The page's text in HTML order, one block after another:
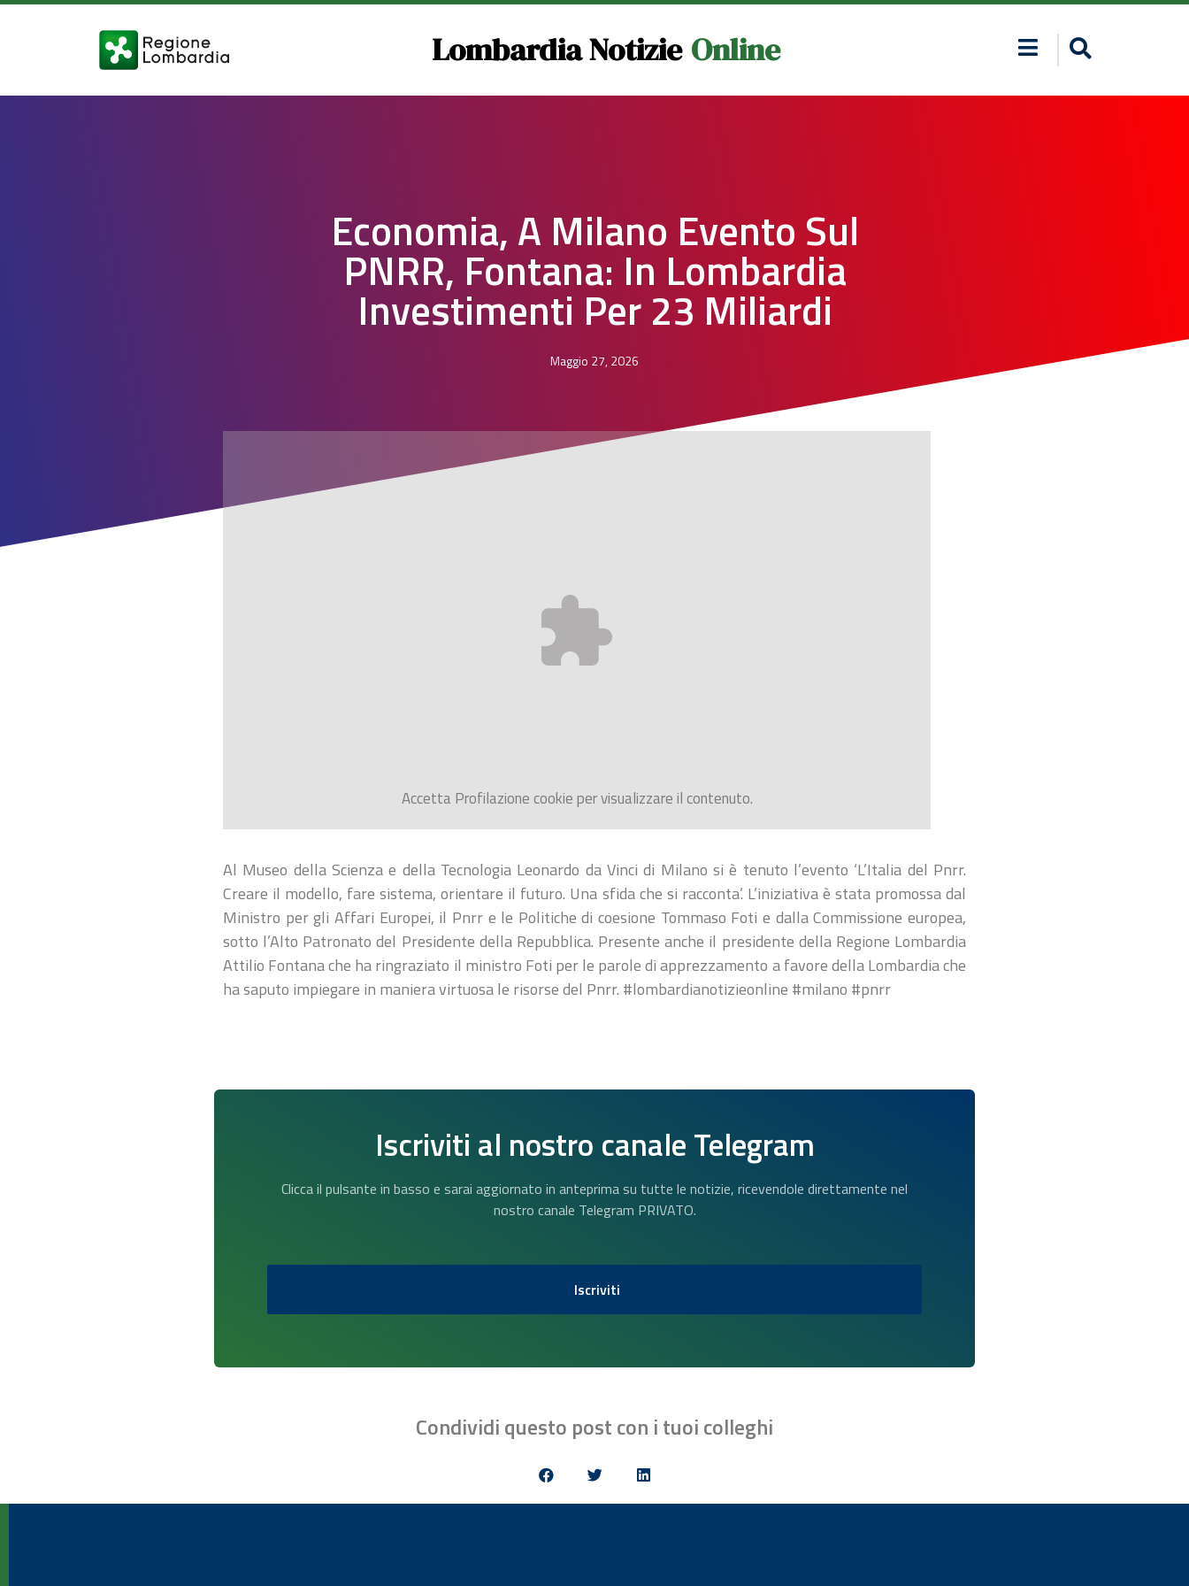
Lombardia Notizie Online
Economia, A Milano Evento Sul
PNRR, Fontana: In Lombardia
Investimenti Per 23 Miliardi
Maggio 27, 2026
AccettaProfilazionecookie per visualizzare il contenuto.
Al Museo della Scienza e della Tecnologia Leonardo da Vinci di Milano si è tenuto l’evento ‘L’Italia del Pnrr.
Creare il modello, fare sistema, orientare il futuro. Una sfida che si racconta’. L’iniziativa è stata promossa dal
Ministro per gli Affari Europei, il Pnrr e le Politiche di coesione Tommaso Foti e dalla Commissione europea,
sotto l’Alto Patronato del Presidente della Repubblica. Presente anche il presidente della Regione Lombardia
Attilio Fontana che ha ringraziato il ministro Foti per le parole di apprezzamento a favore della Lombardia che
ha saputo impiegare in maniera virtuosa le risorse del Pnrr. #lombardianotizieonline #milano #pnrr
Iscriviti al nostro canale Telegram
Clicca il pulsante in basso e sarai aggiornato in anteprima su tutte le notizie, ricevendole direttamente nel
nostro canale Telegram PRIVATO.
Iscriviti
Condividi questo post con i tuoi colleghi